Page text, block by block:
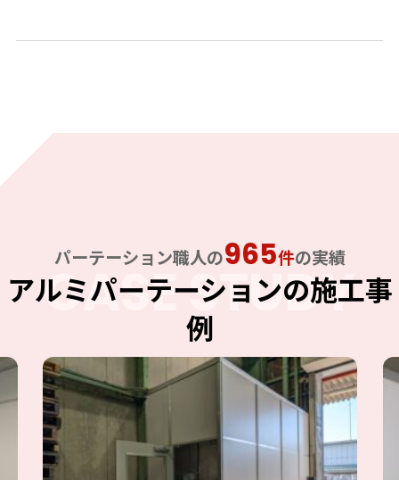
CASE STUDY
パーテーション職人の965件の実績
アルミパーテーションの施工事
例